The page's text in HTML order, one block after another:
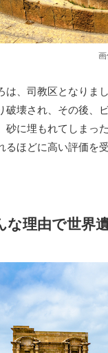
は、司教区となりま
破壊され、その後、
砂に埋もれてしまっ
るほどに高い評価を
理由で世界